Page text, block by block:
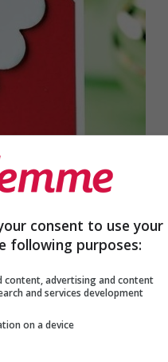
molto originale, è
una figura
i bordi bianchi.
: con tempere e
appena avrà
Girate il foglio
consent to use your
following purposes:
content, advertising and content
and services development
on a device